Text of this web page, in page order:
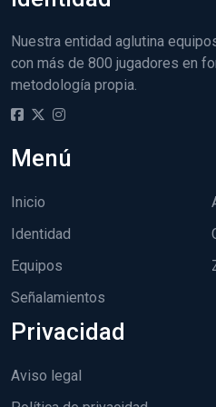
Nuestra entidad aglutina
con más de 800 jugadores en
metodología propia.
Menú
Inicio
Identidad
Equipos
Señalamientos
Privacidad
Aviso legal